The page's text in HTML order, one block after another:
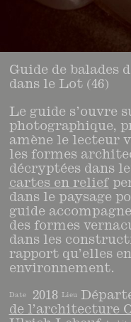
Guide de balades
dans le Lot (46)
Le guide s’ouvre
photographique,
amène le lecteur
les formes
décryptées dans
cartes en relief
dans le paysage
guide
des formes
dans les
rapport qu’elles
environnement.
Date2018 Lieu
de l’architecture